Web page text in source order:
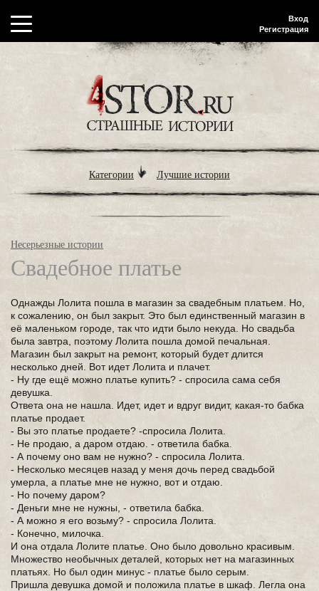
Вход
Регистрация
Категории Лучшие истории
Несерьезные истории
Свадебное платье
Однажды Лолита пошла в магазин за свадебным платьем. Но,
к сожалению, он был закрыт. Это был единственный магазин в
её маленьком городе, так что идти было некуда. Но свадьба
была завтра, поэтому Лолита пошла домой печальная.
Магазин был закрыт на ремонт, который будет длится
несколько дней. Вот идет Лолита и плачет.
- Ну где ещё можно платье купить? - спросила сама себя
девушка.
Ответа она не нашла. Идет, идет и вдруг видит, какая-то бабка
платье продает.
- Вы это платье продаете? -спросила Лолита.
- Не продаю, а даром отдаю. - ответила бабка.
- А почему оно вам не нужно? - спросила Лолита.
- Несколько месяцев назад у меня дочь перед свадьбой
умерла, а платье мне не нужно, вот и отдаю.
- Но почему даром?
- Деньги мне не нужны, - ответила бабка.
- А можно я его возьму? - спросила Лолита.
- Конечно, милочка.
И она отдала Лолите платье. Оно было довольно красивым.
Множество необычных деталей, которых нет на магазинных
платьях. Но был один минус - платье было серым.
Пришла девушка домой и положила платье в шкаф. Легла она